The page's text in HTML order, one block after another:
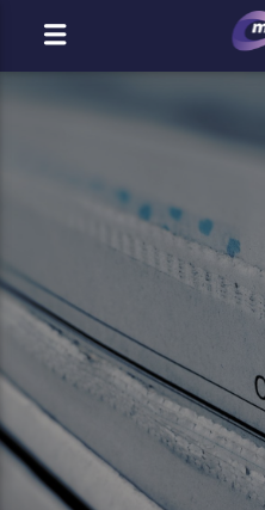
MOST ADÁSBAN
MannaFM